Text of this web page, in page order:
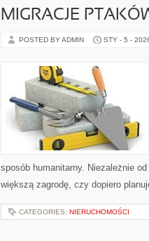
MIGRACJE
POSTED BY ADMIN STY - 5 -
sposób humanitarny. Niezależnie
większą zagrodę, czy dopiero
CATEGORIES: NIERUCHOMOŚCI